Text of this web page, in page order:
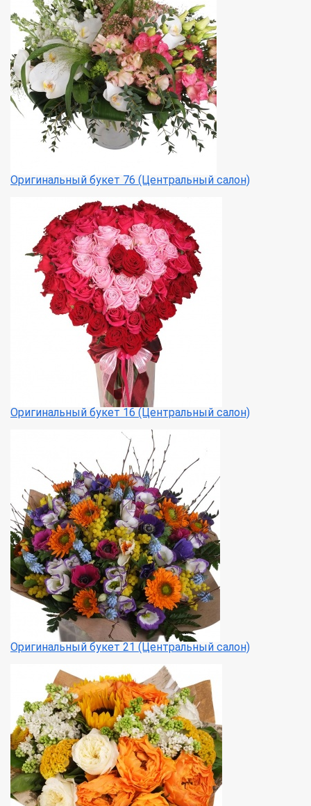
Оригинальный букет 76 (Центральный салон)
Оригинальный букет 16 (Центральный салон)
Оригинальный букет 21 (Центральный салон)